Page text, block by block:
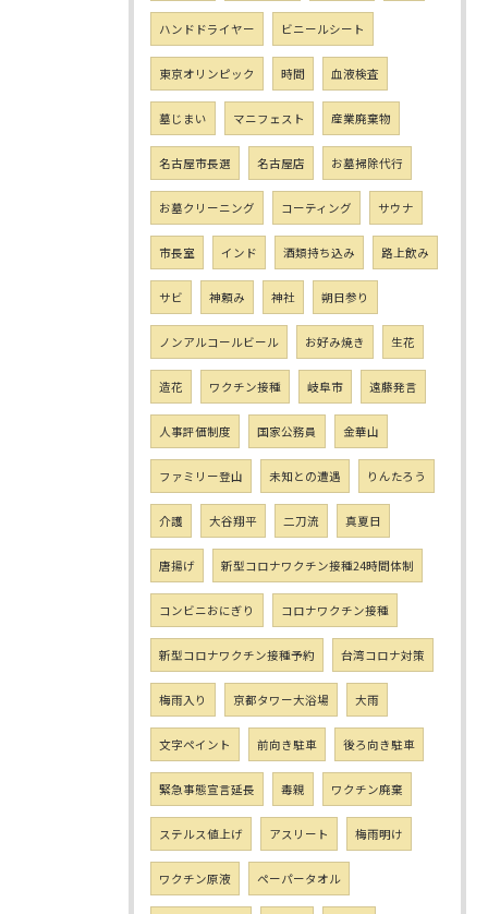
ハンドドライヤー ビニールシート
東京オリンピック 時間 血液検査
墓じまい マニフェスト 産業廃棄物
名古屋市長選 名古屋店 お墓掃除代行
お墓クリーニング コーティング サウナ
市長室 インド 酒類持ち込み 路上飲み
サビ 神頼み 神社 朔日参り
ノンアルコールビール お好み焼き 生花
造花 ワクチン接種 岐阜市 遠藤発言
人事評価制度 国家公務員 金華山
ファミリー登山 未知との遭遇 りんたろう
介護 大谷翔平 二刀流 真夏日
唐揚げ 新型コロナワクチン接種24時間体制
コンビニおにぎり コロナワクチン接種
新型コロナワクチン接種予約 台湾コロナ対策
梅雨入り 京都タワー大浴場 大雨
文字ペイント 前向き駐車 後ろ向き駐車
緊急事態宣言延長 毒親 ワクチン廃棄
ステルス値上げ アスリート 梅雨明け
ワクチン原液 ペーパータオル